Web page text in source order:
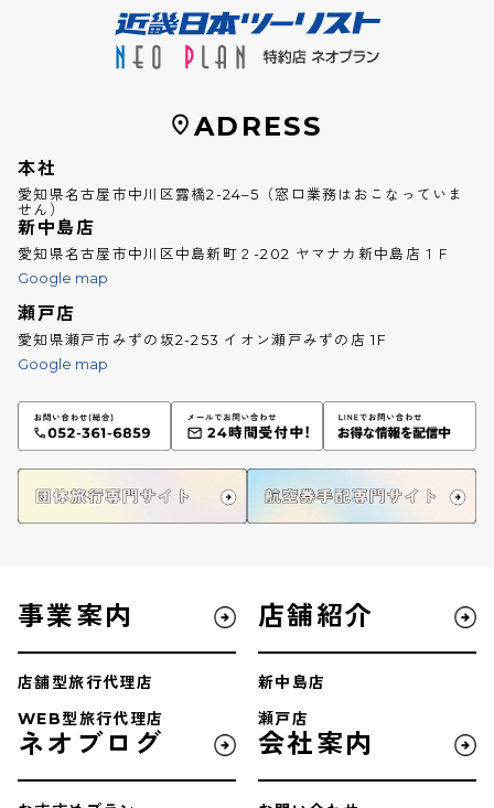
ADRESS
本社
愛知県名古屋市中川区露橋2-24–5（窓口業務はおこなっていま
せん）
新中島店
愛知県名古屋市中川区中島新町２-202 ヤマナカ新中島店１Ｆ
Google map
瀬戸店
愛知県瀬戸市みずの坂2-253 イオン瀬戸みずの店 1F
Google map
事業案内
店舗型旅行代理店
WEB型旅行代理店
店舗紹介
新中島店
瀬戸店
ネオブログ 会社案内